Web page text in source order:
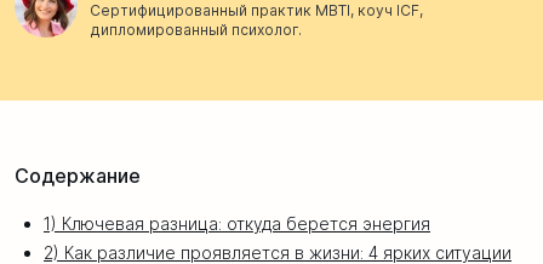
Сертифицированный практик MBTI, коуч ICF,
дипломированный психолог.
Содержание
1) Ключевая разница: откуда берется энергия
2) Как различие проявляется в жизни: 4 ярких ситуации